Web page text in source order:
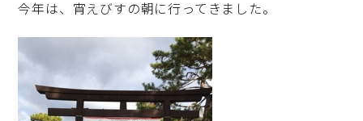
今年は、宵えびすの朝に行ってきました。